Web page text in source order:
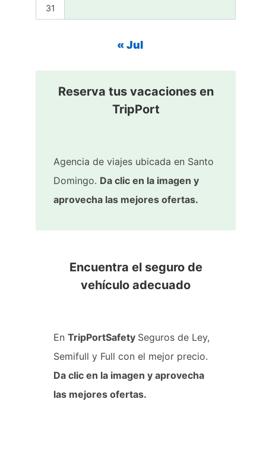
31
« Jul
Reserva tus vacaciones en
TripPort
Agencia de viajes ubicada en Santo
Domingo. Da clic en la imagen y
aprovecha las mejores ofertas.
Encuentra el seguro de
vehículo adecuado
EnTripPortSafety Seguros de Ley,
Semifull y Full con el mejor precio.
Da clic en la imagen y aprovecha
las mejores ofertas.